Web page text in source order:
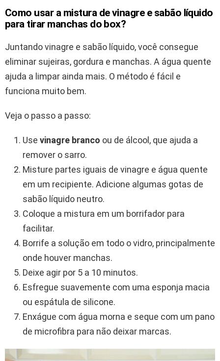
Como usar a mistura de vinagre e sabão líquido
para tirar manchas do box?
Juntando vinagre e sabão líquido, você consegue
eliminar sujeiras, gordura e manchas. A água quente
ajuda a limpar ainda mais. O método é fácil e
funciona muito bem.
Veja o passo a passo:
Use vinagre branco ou de álcool, que ajuda a
remover o sarro.
Misture partes iguais de vinagre e água quente
em um recipiente. Adicione algumas gotas de
sabão líquido neutro.
Coloque a mistura em um borrifador para
facilitar.
Borrife a solução em todo o vidro, principalmente
onde houver manchas.
Deixe agir por 5 a 10 minutos.
Esfregue suavemente com uma esponja macia
ou espátula de silicone.
Enxágue com água morna e seque com um pano
de microfibra para não deixar marcas.